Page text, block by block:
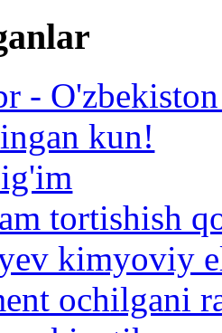
-
kun!
tortishish
kimyoviy
ochilgani